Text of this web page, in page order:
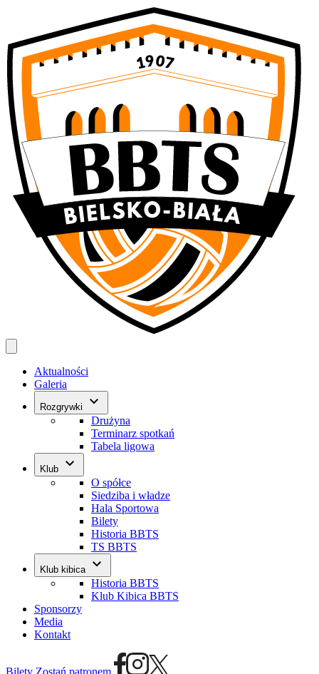
Aktualności
Galeria
Rozgrywki keyboard_arrow_down
Drużyna
Terminarz spotkań
Tabela ligowa
Klub keyboard_arrow_down
O spółce
Siedziba i władze
Hala Sportowa
Bilety
Historia BBTS
TS BBTS
Klub kibica keyboard_arrow_down
Historia BBTS
Klub Kibica BBTS
Sponsorzy
Media
Kontakt
Bilety Zostań patronem